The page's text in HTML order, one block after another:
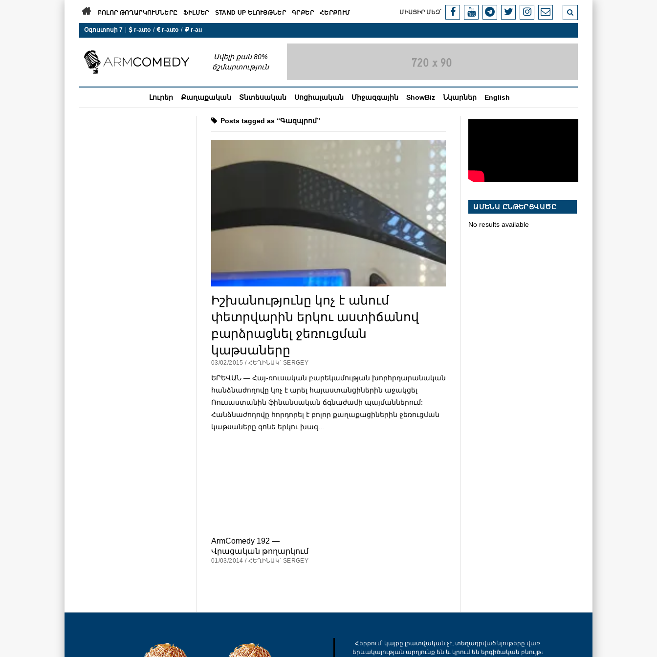
 ԲՈԼՈՐ ԹՈՂԱՐԿՈՒՄՆԵՐԸ ՖԻԼՄԵՐ STAND UP ԵԼՈՒՅԹՆԵՐ ԳՐՔԵՐ ՀԵՐՔՈՒՄ ՄԻԱՑԻՐ ՄԵԶ՝
Օգոստոսի 7 |  r-auto /  r-auto /  r-au
Ավելի քան 80%
ճշմարտություն
Լուրեր Քաղաքական Տնտեսական Սոցիալական Միջազգային ShowBiz Նկարներ English
Posts tagged as “Գազպրոմ”
Իշխանությունը կոչ է անում
փետրվարին երկու աստիճանով
բարձրացնել ջեռուցման
կաթսաները
03/02/2015 / ՀԵՂԻՆԱԿ՝ SERGEY
ԵՐԵՎԱՆ — Հայ-ռուսական բարեկամության խորհրդարանական
հանձնաժողովը կոչ է արել հայաստանցիներին աջակցել
Ռուսաստանին ֆինանսական ճգնաժամի պայմաններում:
Հանձնաժողովը հորդորել է բոլոր քաղաքացիներին ջեռուցման
կաթսաները գոնե երկու խազ…
ArmComedy 192 —
Վրացական թողարկում
01/03/2014 / ՀԵՂԻՆԱԿ՝ SERGEY
ԱՄԵՆԱ ԸՆԹԵՐՑՎԱԾԸ
No results available
Հերքում՝ կայքը լրատվական չէ, տեղադրված նյութերը վառ
երևակայության արդյունք են և կրում են երգիծական բնույթ։